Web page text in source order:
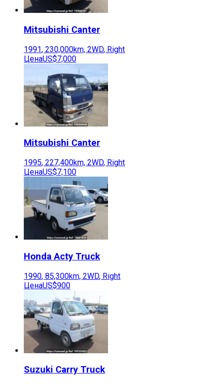
Mitsubishi Canter
1991, 230,000km, 2WD, Right
ЦенаUS$7,000
Mitsubishi Canter
1995, 227,400km, 2WD, Right
ЦенаUS$7,100
Honda Acty Truck
1990, 85,300km, 2WD, Right
ЦенаUS$900
Suzuki Carry Truck